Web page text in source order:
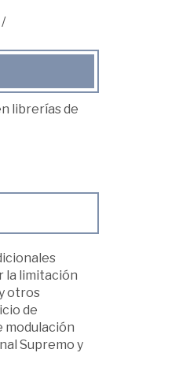
/
librerías de
la limitación
otros
de
modulación
Supremo y